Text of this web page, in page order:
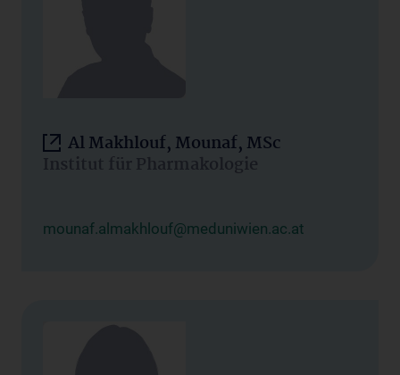
Al Makhlouf, Mounaf, MSc
Institut für Pharmakologie
mounaf.almakhlouf@meduniwien.ac.at